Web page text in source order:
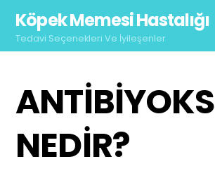
content
Köpek Memesi Hastalığı
Tedavi Seçenekleri Ve İyileşenler
ANTIBIYOKS
NEDIR?